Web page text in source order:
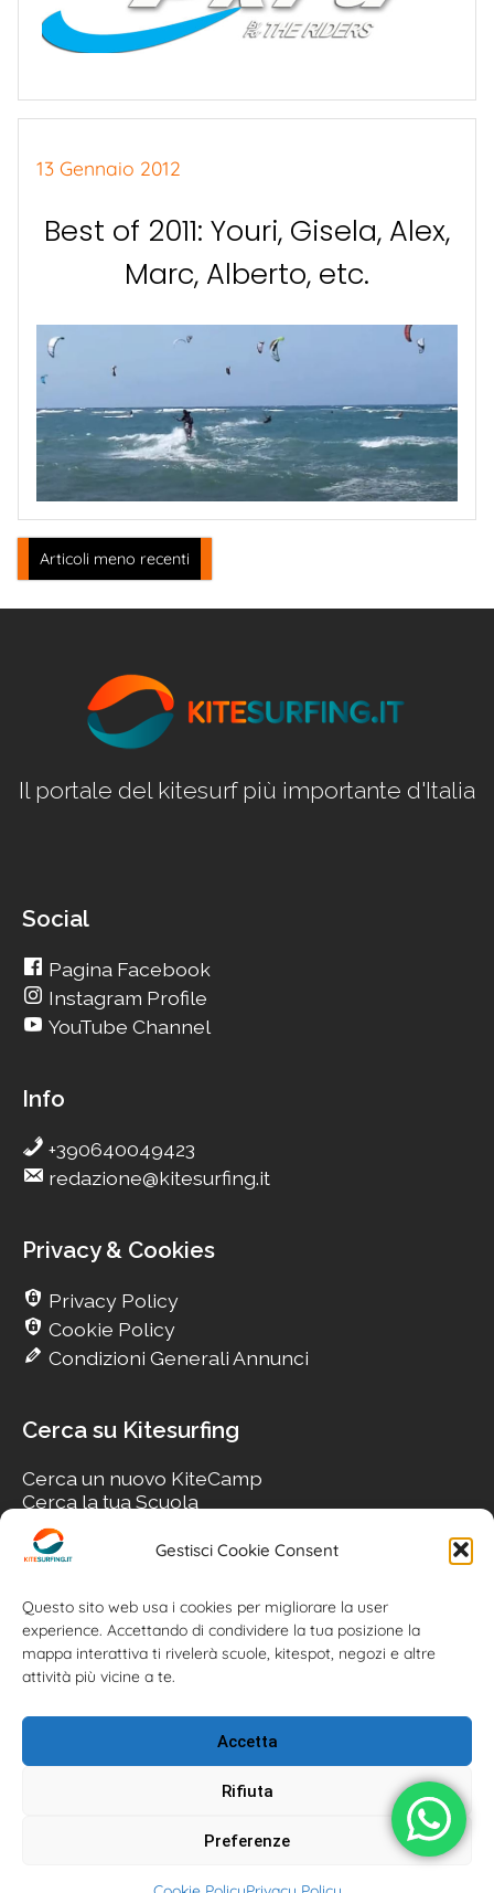
Gestisci Cookie Consent
Questo sito web usa i cookies per migliorare la user
experience. Accettando di condividere la tua posizione la
mappa interattiva ti rivelerà scuole, kitespot, negozi e altre
attività più vicine a te.
Accetta
Rifiuta
Preferenze
13 Gennaio 2012
Best of 2011: Youri, Gisela, Alex,
Marc, Alberto, etc.
Navigazione
articoli
Articoli meno recenti
Il portale del kitesurf più importante d'Italia
Social
Pagina Facebook
Instagram Profile
YouTube Channel
Info
+390640049423
redazione@kitesurfing.it
Privacy & Cookies
Privacy Policy
Cookie Policy
Condizioni Generali Annunci
Cerca su Kitesurfing
Cerca un nuovo KiteCamp
Cerca la tua Scuola
Cerca il tuo KiteSpot
Cerca Accommodation